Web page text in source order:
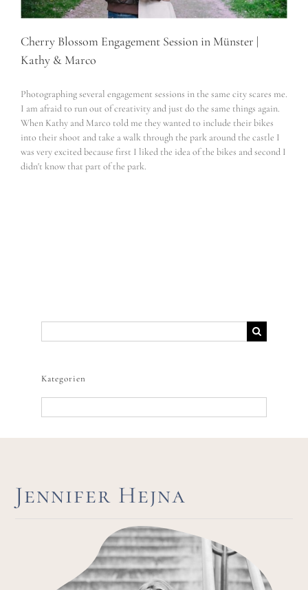
Cherry Blossom Engagement Session in Münster |
Kathy & Marco
Photographing several engagement sessions in the same city scares me.
I am afraid to run out of creativity and just do the same things again.
When Kathy and Marco told me they wanted to include their bikes
into their shoot and take a walk through the park around the castle I
was very excited because first I liked the idea of the bikes and second I
didn't know that part of the park.
nach:
Kategorien
Jennifer Hejna